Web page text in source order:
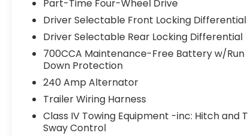
comfort of premium appointments.
partner. Price includes: $6664 - 2026 Jeep
Price includes dealer added accessories.
Part-Time Four-Wheel Drive
Driver Selectable Front Locking Differential
Driver Selectable Rear Locking Differential
700CCA Maintenance-Free Battery w/Run
Down Protection
240 Amp Alternator
Trailer Wiring Harness
Class IV Towing Equipment -inc: Hitch and
Sway Control